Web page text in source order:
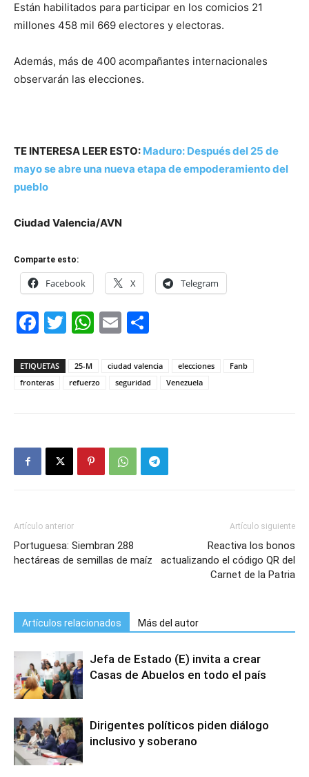
Están habilitados para participar en los comicios 21
millones 458 mil 669 electores y electoras.
Además, más de 400 acompañantes internacionales
observarán las elecciones.
TE INTERESA LEER ESTO: Maduro: Después del 25 de
mayo se abre una nueva etapa de empoderamiento del
pueblo
Ciudad Valencia/AVN
Comparte esto:
Facebook X Telegram
Facebook
Twitter
WhatsApp
Email
ETIQUETAS 25-M ciudad valencia elecciones
Fanb
fronteras
refuerzo seguridad Venezuela
Artículo anterior
Portuguesa: Siembran 288
hectáreas de semillas de maíz
Artículo siguiente
Reactiva los bonos
actualizando el código QR del
Carnet de la Patria
Artículos relacionados Más del autor
Jefa de Estado (E) invita a crear
Casas de Abuelos en todo el país
Dirigentes políticos piden diálogo
inclusivo y soberano